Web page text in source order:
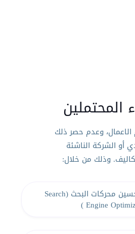
الاعمال، وعدم حصر ذلك
أو الشركة الناشئة
وذلك من خلال:
تحسين محركات البحث (Search
Engine